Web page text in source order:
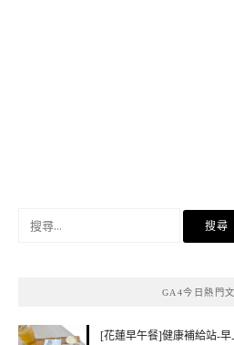
GA4今日熱門
[花蓮早午餐]健康補給站-